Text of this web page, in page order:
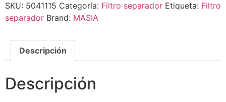
SKU: 5041115 Categoría: Filtro separador Etiqueta: Filtro
separador Brand: MASIA
Descripción
Descripción